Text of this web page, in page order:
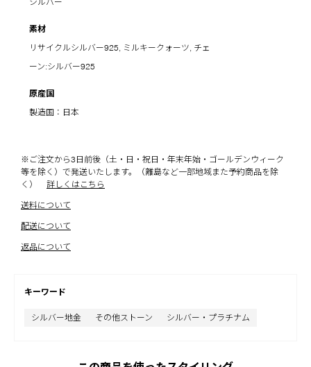
素材
リサイクルシルバー925, ミルキークォーツ, チェ
ーン:シルバー925
原産国
製造国：日本
※ご注文から3日前後（土・日・祝日・年末年始・ゴールデンウィーク
等を除く）で発送いたします。（離島など一部地域また予約商品を除
く）
詳しくはこちら
送料について
配送について
返品について
キーワード
シルバー地金 その他ストーン シルバー・プラチナム